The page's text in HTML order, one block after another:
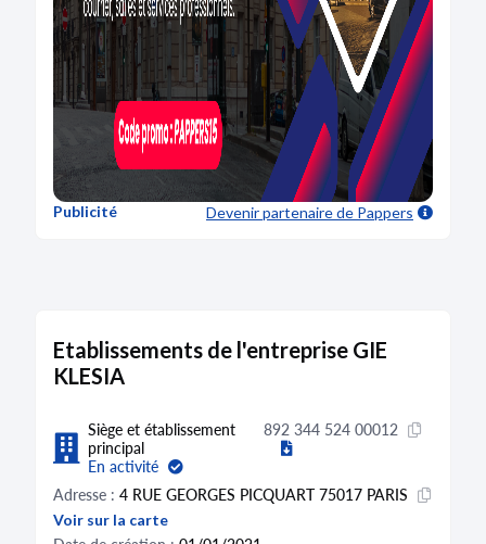
Publicité Devenir partenairede Pappers
Etablissements de l'entreprise GIE
KLESIA
Siège et établissement
principal
En activité
892 344 524 00012
Adresse : 4 RUE GEORGES PICQUART 75017 PARIS
Voir sur la carte